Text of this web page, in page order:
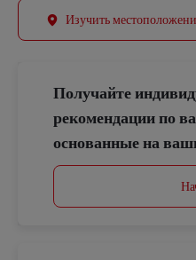
Изучить
Получайте
рекомендации по
основанные на